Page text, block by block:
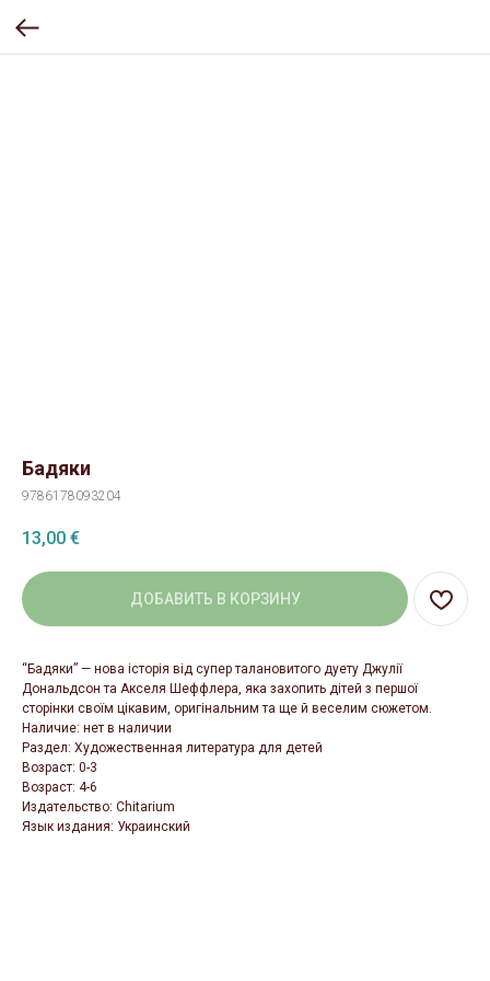
Бадяки
9786178093204
13,00 €
ДОБАВИТЬ В КОРЗИНУ
“Бадяки” — нова історія від супер талановитого дуету Джулії
Дональдсон та Акселя Шеффлера, яка захопить дітей з першої
сторінки своїм цікавим, оригінальним та ще й веселим сюжетом.
Наличие: нет в наличии
Раздел: Художественная литература для детей
Возраст: 0-3
Возраст: 4-6
Издательство: Chitarium
Язык издания: Украинский